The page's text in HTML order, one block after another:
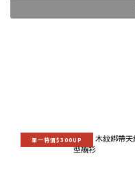
單一特價$300UP